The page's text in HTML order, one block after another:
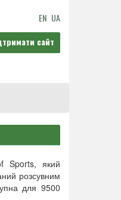
EN UA
сайт
Sports, який
розсувним
для 9500